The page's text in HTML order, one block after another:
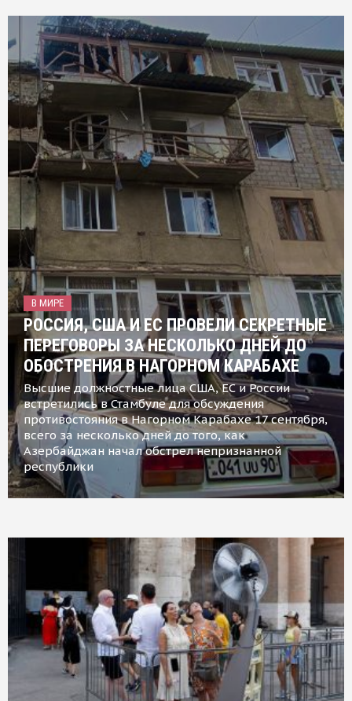
В МИРЕ
РОССИЯ, США И ЕС ПРОВЕЛИ СЕКРЕТНЫЕ
ПЕРЕГОВОРЫ ЗА НЕСКОЛЬКО ДНЕЙ ДО
ОБОСТРЕНИЯ В НАГОРНОМ КАРАБАХЕ
Высшие должностные лица США, ЕС и России
встретились в Стамбуле для обсуждения
противостояния в Нагорном Карабахе 17 сентября,
всего за несколько дней до того, как
Азербайджан начал обстрел непризнанной
республики